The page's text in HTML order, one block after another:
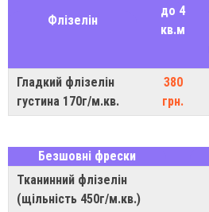
Флізелін
до 4
кв.м
Гладкий флізелін
густина 170г/м.кв.
380
грн.
Безшовні фрески
Тканинний флізелін
(щільність 450г/м.кв.)